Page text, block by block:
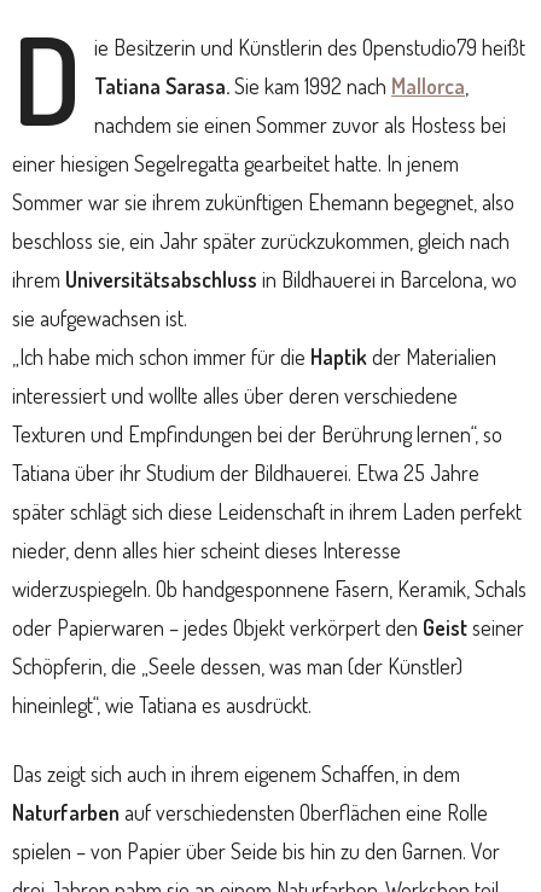
D
ie Besitzerin und Künstlerin des Openstudio79 heißt
Tatiana Sarasa.Sie kam 1992 nach Mallorca
nachdem sie einen Sommer zuvor als Hostess bei
einer hiesigen Segelregatta gearbeitet hatte. In jenem
Sommer war sie ihrem zukünftigen Ehemann begegnet, also
beschloss sie, ein Jahr später zurückzukommen, gleich nach
ihrem Universitätsabschluss in Bildhauerei in Barcelona, wo
sie aufgewachsen ist.
„Ich habe mich schon immer für die Haptikder Materialien
interessiert und wollte alles über deren verschiedene
Texturen und Empfindungen bei der Berührung lernen“, so
Tatiana über ihr Studium der Bildhauerei. Etwa 25 Jahre
später schlägt sich diese Leidenschaft in ihrem Laden perfekt
nieder, denn alles hier scheint dieses Interesse
widerzuspiegeln. Ob handgesponnene Fasern, Keramik, Schals
oder Papierwaren – jedes Objekt verkörpert den Geistseiner
Schöpferin, die „Seele dessen, was man (der Künstler)
hineinlegt“, wie Tatiana es ausdrückt.
Das zeigt sich auch in ihrem eigenem Schaffen, in dem
Naturfarben auf verschiedensten Oberflächen eine Rolle
spielen – von Papier über Seide bis hin zu den Garnen. Vor